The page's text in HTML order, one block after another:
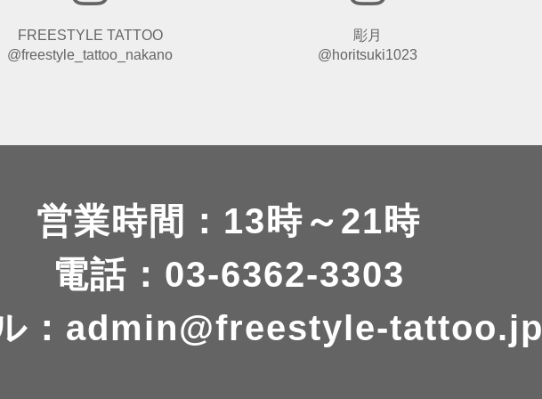
FREESTYLE TATTOO
@freestyle_tattoo_nakano
彫月
@horitsuki1023
営業時間：13時～21時
電話：03-6362-3303
： admin@freestyle-tattoo.jp